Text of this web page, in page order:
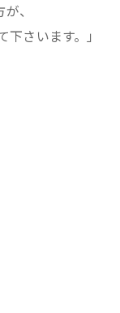
、
さいます。」